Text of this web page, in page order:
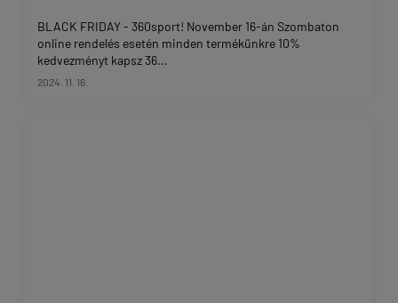
BLACK FRIDAY - 360sport! November 16-án Szombaton
online rendelés esetén minden termékünkre 10%
kedvezményt kapsz 36...
2024. 11. 16.